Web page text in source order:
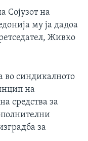
Сојузот на
му ја дадоа
Живко
во синдикалното
на
средства за
за